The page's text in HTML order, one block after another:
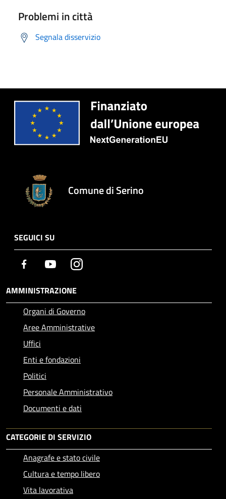
Problemi in città
Segnala disservizio
Comune di Serino
SEGUICI SU
Facebook YoutubeInstagram
AMMINISTRAZIONE
Organi di Governo
Aree Amministrative
Uffici
Enti e fondazioni
Politici
Personale Amministrativo
Documenti e dati
CATEGORIE DI SERVIZIO
Anagrafe e stato civile
Cultura e tempo libero
Vita lavorativa